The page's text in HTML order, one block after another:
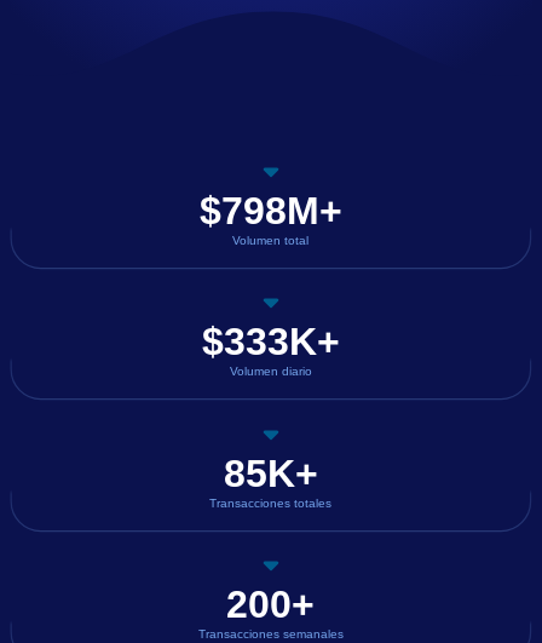
$798M+
Volumen total
$333K+
Volumen diario
85K+
Transacciones totales
200+
Transacciones semanales